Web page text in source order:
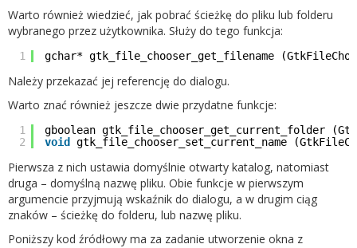
Warto również wiedzieć, jak pobrać ścieżkę do pliku lub folderu
wybranego przez użytkownika. Służy do tego funkcja:
1 gchar* gtk_file_chooser_get_filename
Należy przekazać jej referencję do dialogu.
Warto znać również jeszcze dwie przydatne funkcje:
1
2
gboolean gtk_file_chooser_get_current_folder
void
gtk_file_chooser_set_current_name
Pierwsza z nich ustawia domyślnie otwarty katalog, natomiast
druga – domyślną nazwę pliku. Obie funkcje w pierwszym
argumencie przyjmują wskaźnik do dialogu, a w drugim ciąg
znaków – ścieżkę do folderu, lub nazwę pliku.
Poniższy kod źródłowy ma za zadanie utworzenie okna z